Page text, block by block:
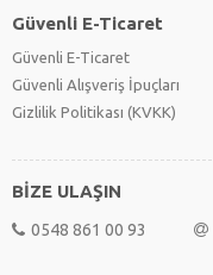
Güvenli E-Ticaret
Güvenli E-Ticaret
Güvenli Alışveriş İpuçları
Gizlilik Politikası (KVKK)
BİZE ULAŞIN
0548 861 00 93